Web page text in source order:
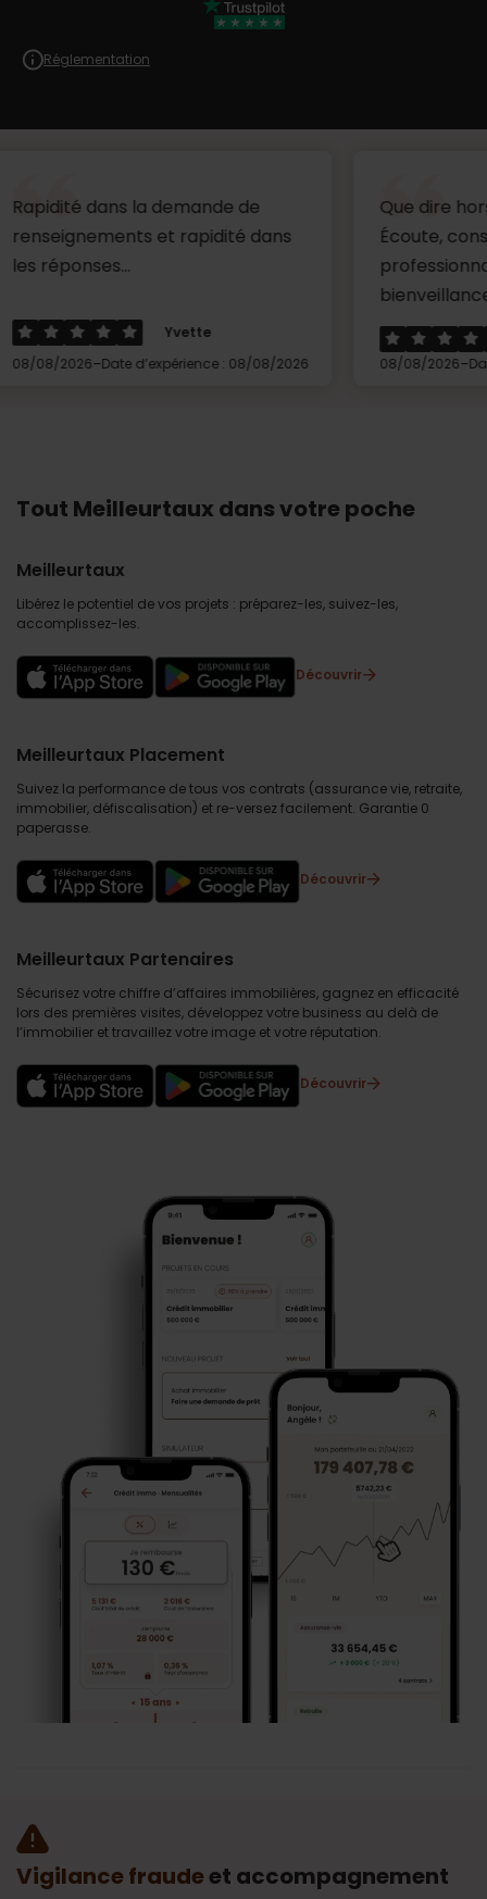
Réglementation
la demande de
et rapidité dans
Yvette
Date d’expérience : 08/08/2026
Que dire hors mis un
Écoute, conseils,
professionnalisme et
bienveillance.Merci à
08/08/2026
Date
Tout Meilleurtaux dans votre poche
Meilleurtaux
Libérez le potentiel de vos projets : préparez-les, suivez-les,
accomplissez-les.
Découvrir
Meilleurtaux Placement
Suivez la performance de tous vos contrats (assurance vie, retraite,
immobilier, défiscalisation) et re-versez facilement. Garantie 0
paperasse.
Découvrir
Meilleurtaux Partenaires
Sécurisez votre chiffre d’affaires immobilières, gagnez en efficacité
lors des premières visites, développez votre business au delà de
l’immobilier et travaillez votre image et votre réputation.
Découvrir
Vigilance fraudeet accompagnement